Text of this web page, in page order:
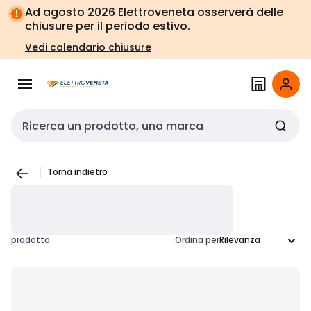
Vai alla
navigazione
Vai
alla
pagina
Ad agosto 2026 Elettroveneta osserverà delle
chiusure per il periodo estivo.
Vedi calendario chiusure
Cerca input
Torna indietro
prodotto Ordina per